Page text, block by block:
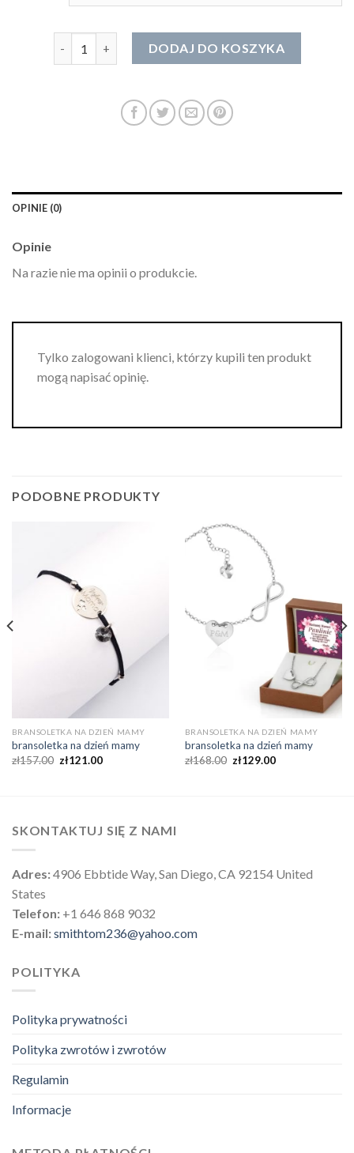
ilość bransoletka na dzień mamy
DODAJ DO KOSZYKA
OPINIE (0)
Opinie
Na razie nie ma opinii o produkcie.
Tylko zalogowani klienci, którzy kupili ten produkt
mogą napisać opinię.
PODOBNE PRODUKTY
BRANSOLETKA NA DZIEŃ MAMY
bransoletka na dzień mamy
zł157.00 zł121.00
BRANSOLETKA NA DZIEŃ MAMY
bransoletka na dzień mamy
zł168.00 zł129.00
SKONTAKTUJ SIĘ Z NAMI
Adres:4906 Ebbtide Way, San Diego, CA 92154 United
States
Telefon: +1 646 868 9032
E-mail:smithtom236@yahoo.com
POLITYKA
Polityka prywatności
Polityka zwrotów i zwrotów
Regulamin
Informacje